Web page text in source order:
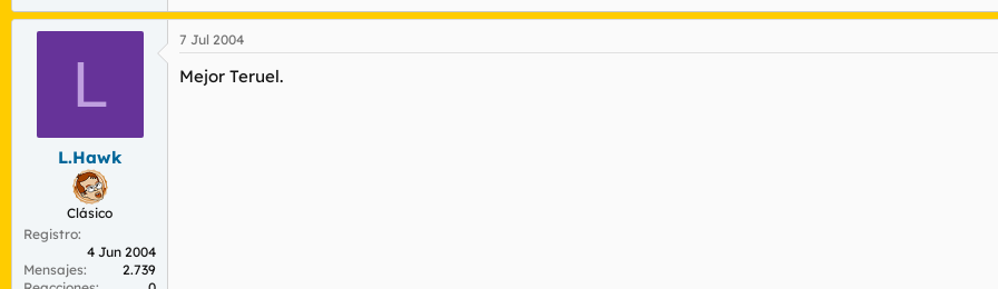
L
L.Hawk
Clásico
Registro
4 Jun 2004
Mensajes
2.739
7 Jul 2004
Mejor Teruel.